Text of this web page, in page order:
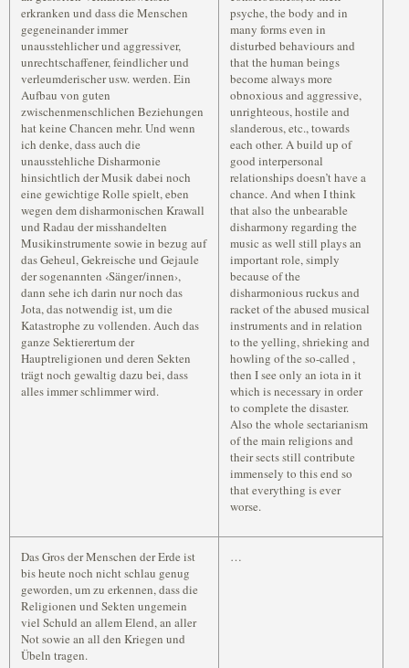
erkranken und dass die Menschen
gegeneinander immer
unausstehlicher und aggressiver,
unrechtschaffener, feindlicher und
verleumderischer usw. werden. Ein
Aufbau von guten
zwischenmenschlichen Beziehungen
hat keine Chancen mehr. Und wenn
ich denke, dass auch die
unausstehliche Disharmonie
hinsichtlich der Musik dabei noch
eine gewichtige Rolle spielt, eben
wegen dem disharmonischen Krawall
und Radau der misshandelten
Musikinstrumente sowie in bezug auf
das Geheul, Gekreische und Gejaule
der sogenannten ‹Sänger/innen›,
dann sehe ich darin nur noch das
Jota, das notwendig ist, um die
Katastrophe zu vollenden. Auch das
ganze Sektierertum der
Hauptreligionen und deren Sekten
trägt noch gewaltig dazu bei, dass
alles immer schlimmer wird.
psyche, the body and in
many forms even in
disturbed behaviours and
that the human beings
become always more
obnoxious and aggressive,
unrighteous, hostile and
slanderous, etc., towards
each other. A build up of
good interpersonal
relationships doesn’t have a
chance. And when I think
that also the unbearable
disharmony regarding the
music as well still plays an
important role, simply
because of the
disharmonious ruckus and
racket of the abused musical
instruments and in relation
to the yelling, shrieking and
howling of the so-called ,
then I see only an iota in it
which is necessary in order
to complete the disaster.
Also the whole sectarianism
of the main religions and
their sects still contribute
immensely to this end so
that everything is ever
worse.
Das Gros der Menschen der Erde ist
bis heute noch nicht schlau genug
geworden, um zu erkennen, dass die
Religionen und Sekten ungemein
viel Schuld an allem Elend, an aller
Not sowie an all den Kriegen und
Übeln tragen.
…